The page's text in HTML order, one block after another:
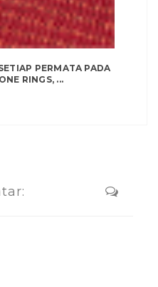
PERMATA PADA
RINGS, ...